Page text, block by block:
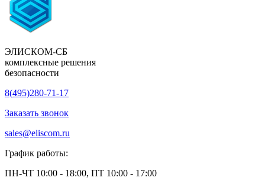
ЭЛИСКОМ-СБ
комплексные решения
безопасности
8(495)280-71-17
Заказать звонок
sales@eliscom.ru
График работы:
ПН-ЧТ 10:00 - 18:00, ПТ 10:00 - 17:00